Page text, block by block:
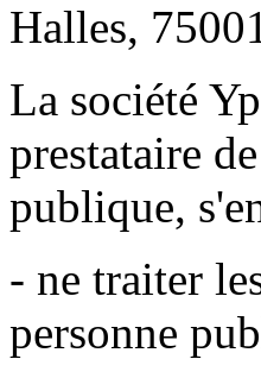
Halles,
La société
prestataire
publique,
- ne traiter
personne